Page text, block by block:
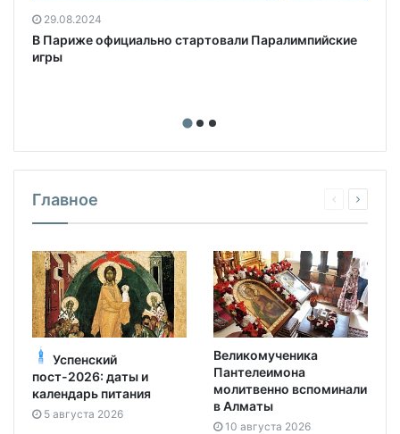
29.08.2024
В Париже официально стартовали Паралимпийские
игры
Главное
Успенский
пост-2026: даты и
календарь питания
5 августа 2026
Великомученика
Пантелеимона
молитвенно вспоминали
в Алматы
10 августа 2026